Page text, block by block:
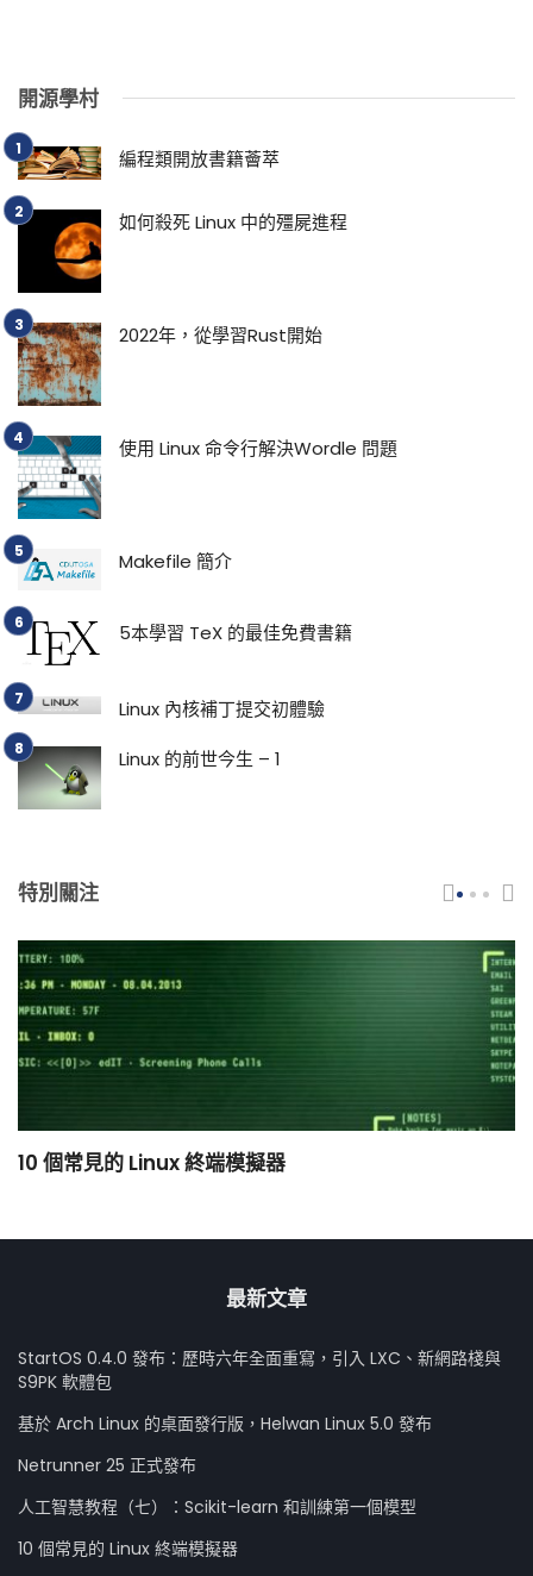
開源學村
編程類開放書籍薈萃
如何殺死 Linux 中的殭屍進程
2022年，從學習Rust開始
使用 Linux 命令行解決Wordle 問題
Makefile 簡介
5本學習 TeX 的最佳免費書籍
Linux 內核補丁提交初體驗
Linux 的前世今生 – 1
特別關注
10 個常見的 Linux 終端模擬器
最新文章
StartOS 0.4.0 發布：歷時六年全面重寫，引入 LXC、新網路棧與
S9PK 軟體包
基於 Arch Linux 的桌面發行版，Helwan Linux 5.0 發布
Netrunner 25 正式發布
人工智慧教程（七）：Scikit-learn 和訓練第一個模型
10 個常見的 Linux 終端模擬器